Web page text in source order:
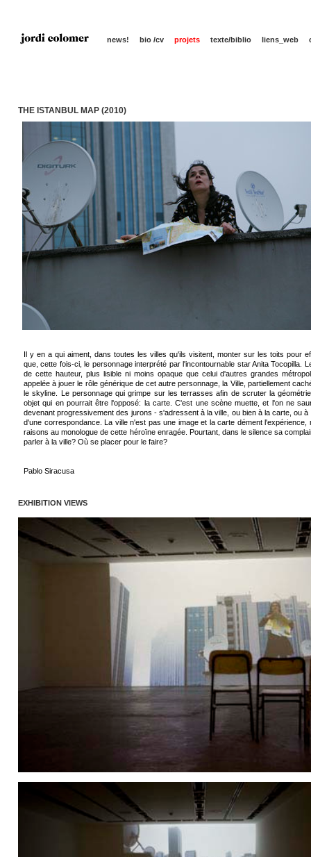
news! bio /cv projets texte/biblio liens_web
THE ISTANBUL MAP (2010)
Il y en a qui aiment, dans toutes les villes qu'ils visitent, monter sur les toits pour
que, cette fois-ci, le personnage interprété par l'incontournable star Anita Tocopilla.
de cette hauteur, plus lisible ni moins opaque que celui d'autres grandes
appelée à jouer le rôle générique de cet autre personnage, la Ville, partiellement
le skyline. Le personnage qui grimpe sur les terrasses afin de scruter la
objet qui en pourrait être l'opposé: la carte. C'est une scène muette, et l'on ne
devenant progressivement des jurons - s'adressent à la ville, ou bien à la carte, ou
d'une correspondance. La ville n'est pas une image et la carte dément
raisons au monologue de cette héroïne enragée. Pourtant, dans le silence sa
parler à la ville? Où se placer pour le faire?
Pablo Siracusa
EXHIBITION VIEWS